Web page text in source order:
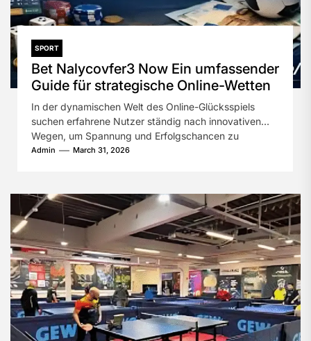
SPORT
Bet Nalycovfer3 Now Ein umfassender
Guide für strategische Online-Wetten
In der dynamischen Welt des Online-Glücksspiels
suchen erfahrene Nutzer ständig nach innovativen
Wegen, um Spannung und Erfolgschancen zu
steigern. Besonders...
Admin March 31, 2026